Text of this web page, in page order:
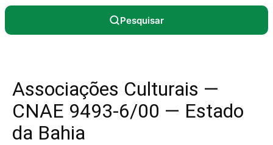
Pesquisar
Associações Culturais —
CNAE 9493-6/00 — Estado
da Bahia